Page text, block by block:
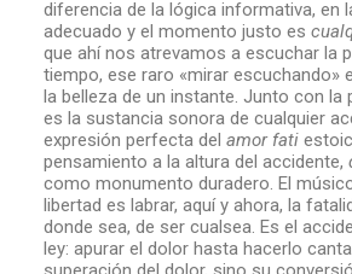
diferencia de la lógica informativa, en
adecuado y el momento justo es
que ahí nos atrevamos a escuchar la
tiempo, ese raro «mirar escuchando»
la belleza de un instante. Junto con la
es la sustancia sonora de cualquier
expresión perfecta del amor fati
pensamiento a la altura del accidente,
como monumento duradero. El
libertad es labrar, aquí y ahora, la
donde sea, de ser cualsea. Es el
ley: apurar el dolor hasta hacerlo